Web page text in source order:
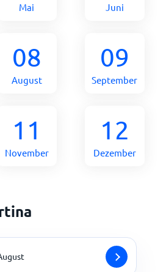
Mai Juni
08
August
09
September
11
November
12
Dezember